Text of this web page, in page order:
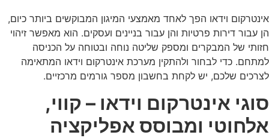
אינטרקום וידאו הפך לאחד מאמצעי המיגון המבוקשים ביותר כיום,
הן עבור דירות פרטיות והן עבור בניינים ועסקים. הוא מאפשר זיהוי
חזותי של המבקרים ומספק שליטה נוחה ובטוחה על הכניסה
למתחם. כדי לבחור ולהתקין מערכת אינטרקום וידאו המתאימה
לצרכים שלכם, יש לקחת בחשבון מספר גורמים מרכזיים.
סוגי אינטרקום וידאו – קווי,
אלחוטי ומבוסס אפליקציה